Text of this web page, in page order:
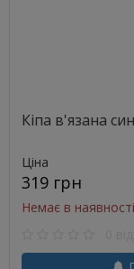
Кіпа в'язана
Ціна
319 грн
Немає в наявності